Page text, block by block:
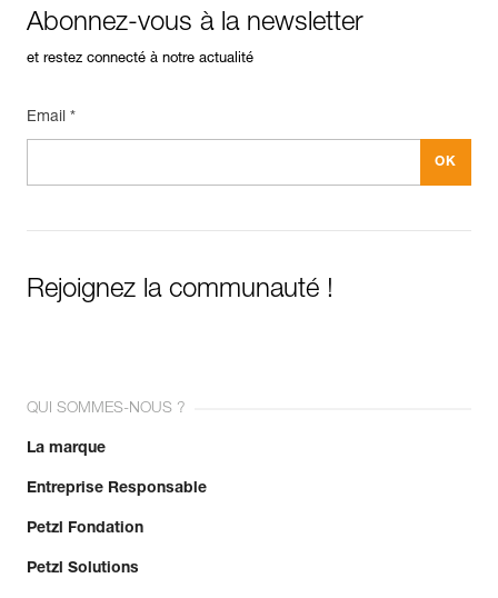
Abonnez-vous à la newsletter
et restez connecté à notre actualité
Email *
Rejoignez la communauté !
QUI SOMMES-NOUS ?
La marque
Entreprise Responsable
Petzl Fondation
Petzl Solutions